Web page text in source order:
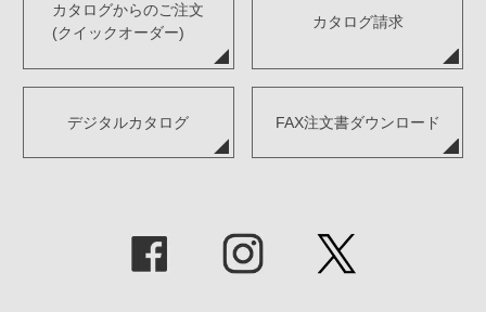
カタログからのご注文
(クイックオーダー)
カタログ請求
デジタルカタログ FAX注文書ダウンロード